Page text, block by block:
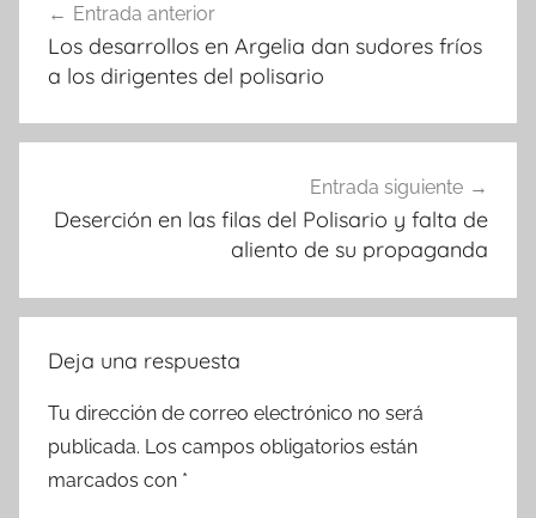
de
entradas
Entrada anterior
Los desarrollos en Argelia dan sudores fríos
a los dirigentes del polisario
Entrada siguiente
Deserción en las filas del Polisario y falta de
aliento de su propaganda
Deja una respuesta
Tu dirección de correo electrónico no será
publicada. Los campos obligatorios están
marcados con *